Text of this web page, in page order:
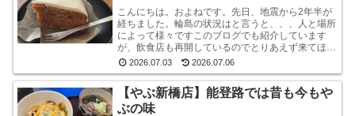
こんにちは。およねです。先日、地震から2年半が
経ちました。輪島の状況はと言うと、、、人と場所
によって様々ですこのブログでも紹介しています
が、飲食店も再開しているのでとりあえず来てほし
いです。宿泊施設は少な目ですが、、、参考サイト
2026.07.03 2026.07.06
【やぶ新橋店】能登路では昔も今もや
ぶの味